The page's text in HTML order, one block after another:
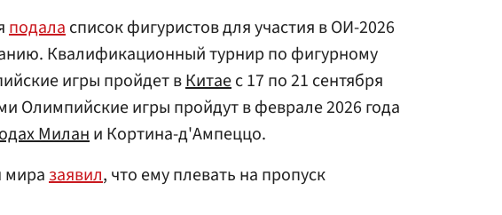
подаласписок фигуристов для участия в ОИ-2026
Квалификационный турнир по фигурному
игры пройдет вКитаес 17 по 21 сентября
Олимпийские игры пройдут в феврале 2026 года
Милани Кортина-д'Ампеццо.
миразаявил, что ему плевать на пропуск